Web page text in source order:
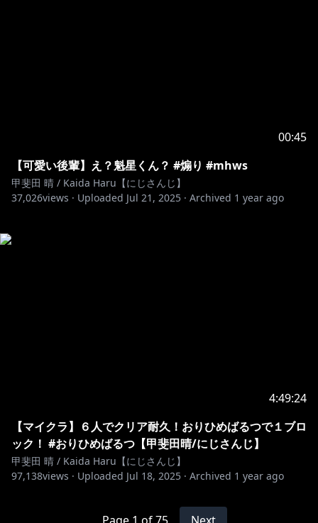
00:45
【可愛い後輩】え？魁星くん？ #煽り #mhws
甲斐田 晴 / Kaida Haru【にじさんじ】
37,026views · Uploaded Jul 21, 2025 · Archived 1 year ago
4:49:24
【マイクラ】６人でクリア耐久！おりひめばるつで１ブロ
ック！ #おりひめばるつ【甲斐田晴/にじさんじ】
甲斐田 晴 / Kaida Haru【にじさんじ】
97,138views · Uploaded Jul 18, 2025 · Archived 1 year ago